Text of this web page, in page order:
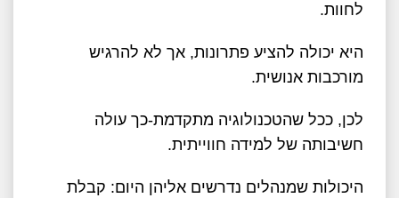
לחוות.
היא יכולה להציע פתרונות, אך לא להרגיש
מורכבות אנושית.
לכן, ככל שהטכנולוגיה מתקדמת-כך עולה
חשיבותה של למידה חווייתית.
היכולות שמנהלים נדרשים אליהן היום: קבלת